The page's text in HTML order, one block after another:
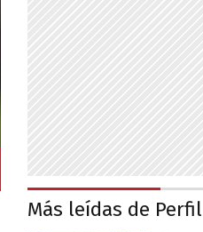
Más leídas de Perfil